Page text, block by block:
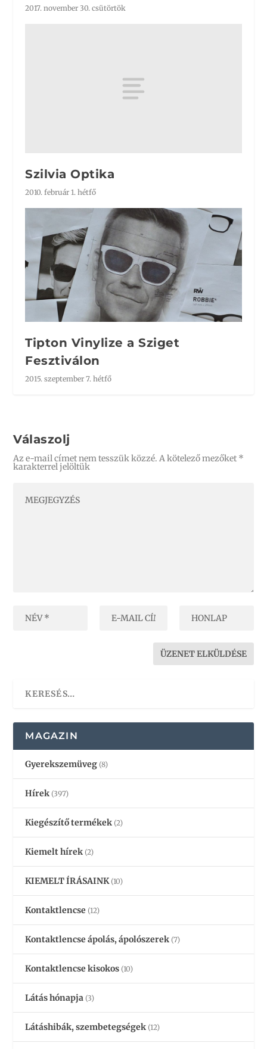
2017. november 30. csütörtök
Szilvia Optika
2010. február 1. hétfő
Tipton Vinylize a Sziget
Fesztiválon
2015. szeptember 7. hétfő
Válaszolj
Az e-mail címet nem tesszük közzé. A kötelező mezőket *
karakterrel jelöltük
MAGAZIN
Gyerekszemüveg (8)
Hírek (397)
Kiegészítő termékek (2)
Kiemelt hírek (2)
KIEMELT ÍRÁSAINK(10)
Kontaktlencse (12)
Kontaktlencse ápolás, ápolószerek (7)
Kontaktlencse kisokos (10)
Látás hónapja (3)
Látáshibák, szembetegségek (12)